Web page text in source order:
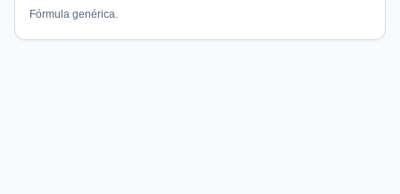
Fórmula genérica.